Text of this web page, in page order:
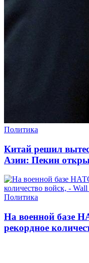
Политика
Китай решил
Азии: Пекин
Политика
На военной базе
рекордное